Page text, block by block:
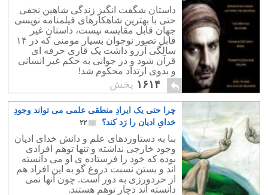
مردن را برگزید!
داستان شگفت انگیز زندگی شاهین نجفی
حتی با بهترین شاهکارهای فیلمنامه نویسی
جهان قابل مقایسه نیست، داستان غیر
قابل تصور نوجوان بسیار مومنی که در ۱۴
سالگی آرزو داشت یک قاری حرفه ای
قرآن شود و در جوانی به حکم غیر انسانی
و بدوی ارتداد محکوم شد!
۱۶۱۴ پخش
چرا حتی یک ایرادِ منطقی علمی می تواند وجودِ
خدایِ ادیان را رَد کند؟
۲۲
بنا به دستاوردهای علم و دانش خدای ادیان
وجود خارجی نداشته و تنها توهم افرادی
بوده که خود را فرستاده ی او می دانسته
اند و بستن نسبت دروغ گو به این افراد هم
از خردورزی به دور است. چون آنها نمی
دانسته اند دچار توهم هستند.